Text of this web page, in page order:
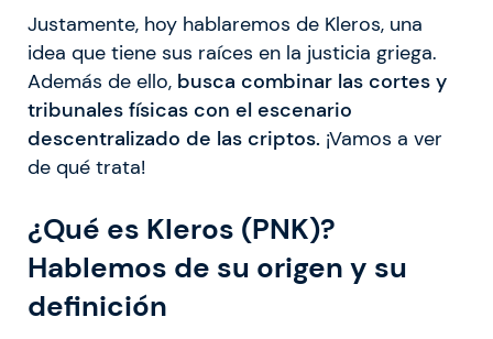
Justamente, hoy hablaremos de Kleros, una
idea que tiene sus raíces en la justicia griega.
Además de ello, busca combinar las cortes y
tribunales físicas con el escenario
descentralizado de las criptos. ¡Vamos a ver
de qué trata!
¿Qué es Kleros (PNK)?
Hablemos de su origen y su
definición